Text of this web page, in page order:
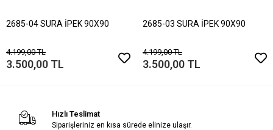
2685-04 SURA İPEK 90X90
4.199,00 TL
3.500,00 TL
2685-03 SURA İPEK 90X90
4.199,00 TL
3.500,00 TL
Hızlı Teslimat
Siparişleriniz en kısa sürede elinize ulaşır.